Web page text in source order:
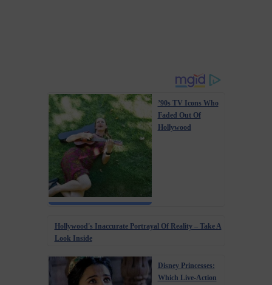
’90s TV Icons Who
Faded Out Of
Hollywood
Hollywood's Inaccurate Portrayal Of Reality – Take A
Look Inside
Disney Princesses:
Which Live-Action